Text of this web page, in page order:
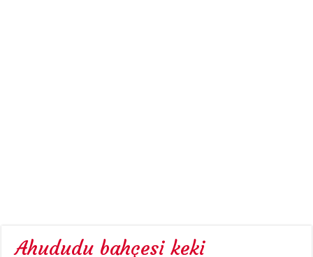
Ahududu bahçesi keki